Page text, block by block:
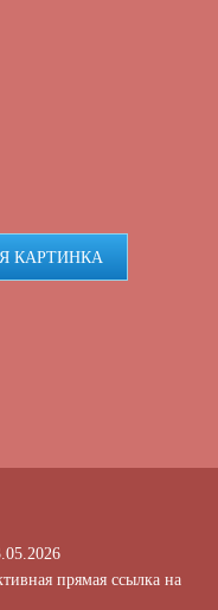
КАРТИНКА
прямая ссылка на